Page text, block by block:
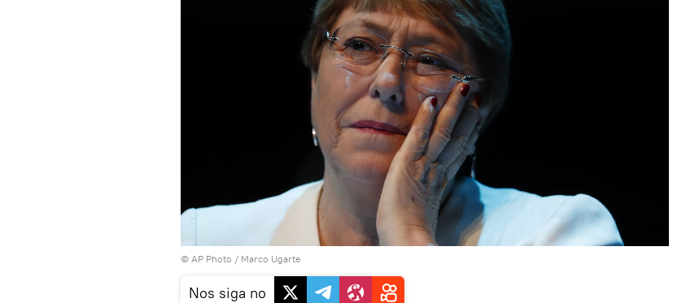
© AP Photo / Marco Ugarte
Nos siga no